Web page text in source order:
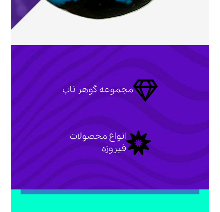
مجموعه گوهر ناب
انواع محصولات
فیروزه